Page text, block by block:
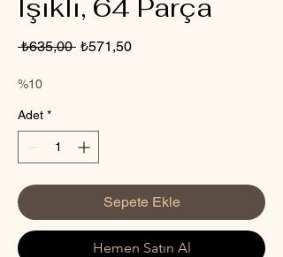
Işıklı, 64 Parça
₺635,00 Normal
₺571,50İndirimli
%10
Adet *
Sepete Ekle
Hemen Satın Al